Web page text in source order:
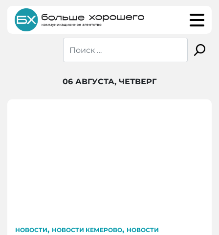
content
06 АВГУСТА, ЧЕТВЕРГ
НОВОСТИ, НОВОСТИ КЕМЕРОВО, НОВОСТИ